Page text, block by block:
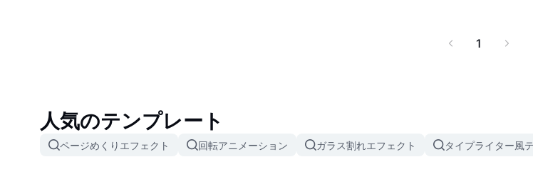
1
人気のテンプレート
ページめくりエフェクト 回転アニメーション ガラス割れエフェクト タイプライター風